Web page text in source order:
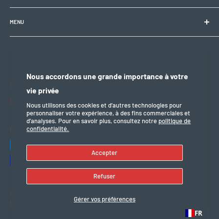
Nous accordons une grande importance à votre
vie privée
Nous utilisons des cookies et d’autres technologies pour
personnaliser votre expérience, à des fins commerciales et
d’analyses. Pour en savoir plus, consultez notre politique de
confidentialité.
Gérer vos préférences
Accepter
Refuser
1008 Prilly (VD), Suisse
+41 21 946 10 30
🕘 Lun–Ven : 9h00–12h00 / 14h00–18h30
MENU
Condition générale et de service
Politique de remboursement
mention légal
Nous suivre
Nous acceptons
© 2026 Electro Bike Zone
Commerce électronique propulsé par Shopify
FR